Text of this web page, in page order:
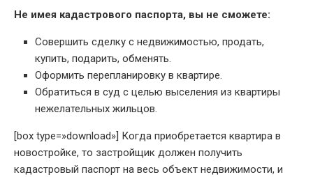
Не имея кадастрового паспорта, вы не сможете:
Совершить сделку с недвижимостью, продать,
купить, подарить, обменять.
Оформить перепланировку в квартире.
Обратиться в суд с целью выселения из квартиры
нежелательных жильцов.
[box type=»download»] Когда приобретается квартира в
новостройке, то застройщик должен получить
кадастровый паспорт на весь объект недвижимости, и